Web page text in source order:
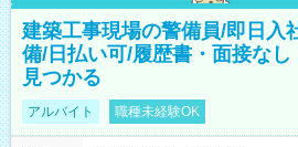
建築工事現場の警備員/即日
備/日払い可/履歴書・面接なし
見つかる
アルバイト 職種未経験OK